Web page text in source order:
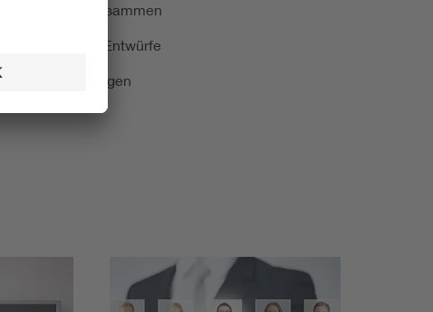
kurz zusammen
und Entwürfe
Veranstaltungen